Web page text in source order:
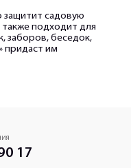
защитит садовую
также подходит для
заборов, беседок,
придаст им
17